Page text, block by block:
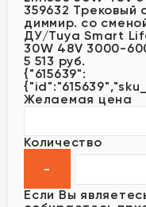
359632 Трековый
диммир. со
ДУ/Tuya Smart
30W 48V 3000-
5 513 руб.
{"615639":
Желаемая цена
Количество
Если Вы